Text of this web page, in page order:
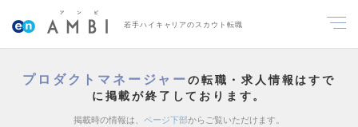
若手ハイキャリアのスカウト転職
プロダクトマネージャーの転職・求人情報はすで
に掲載が終了しております。
掲載時の情報は、 ページ下部からご覧いただけます。